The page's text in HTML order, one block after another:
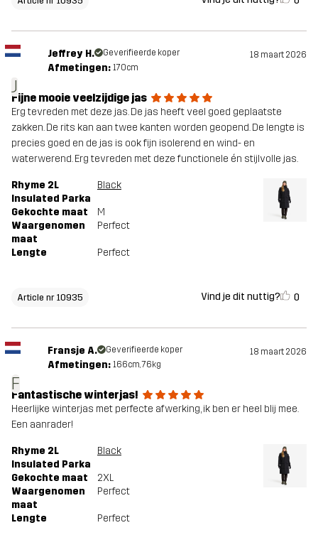
J
Jeffrey H. Geverifieerde koper 18 maart 2026
Afmetingen: 170cm
Fijne mooie veelzijdige jas
Erg tevreden met deze jas. De jas heeft veel goed geplaatste
zakken. De rits kan aan twee kanten worden geopend. De lengte is
precies goed en de jas is ook fijn isolerend en wind- en
waterwerend. Erg tevreden met deze functionele én stijlvolle jas.
Rhyme 2L
Insulated Parka
Black
Gekochte maat
M
Waargenomen
maat
Perfect
Lengte Perfect
Article nr 10935 Vind je dit nuttig? 0
F
Fransje A. Geverifieerde koper 18 maart 2026
Afmetingen: 166cm, 76kg
Fantastische winterjas!
Heerlijke winterjas met perfecte afwerking, ik ben er heel blij mee.
Een aanrader!
Rhyme 2L
Insulated Parka
Black
Gekochte maat
2XL
Waargenomen
maat
Perfect
Lengte Perfect